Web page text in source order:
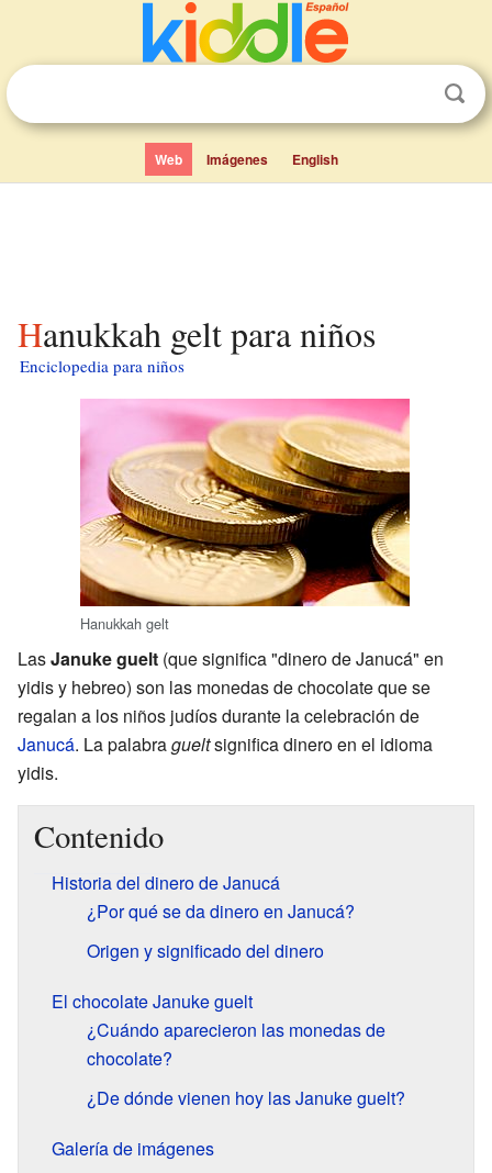
Web Imágenes English
Hanukkah gelt para niños
Enciclopedia para niños
Hanukkah gelt
LasJanuke guelt (que significa "dinero de Janucá" en
yidis y hebreo) son las monedas de chocolate que se
regalan a los niños judíos durante la celebración de
Janucá. La palabragueltsignifica dinero en el idioma
yidis.
Contenido
Historia del dinero de Janucá
¿Por qué se da dinero en Janucá?
Origen y significado del dinero
El chocolate Januke guelt
¿Cuándo aparecieron las monedas de
chocolate?
¿De dónde vienen hoy las Januke guelt?
Galería de imágenes